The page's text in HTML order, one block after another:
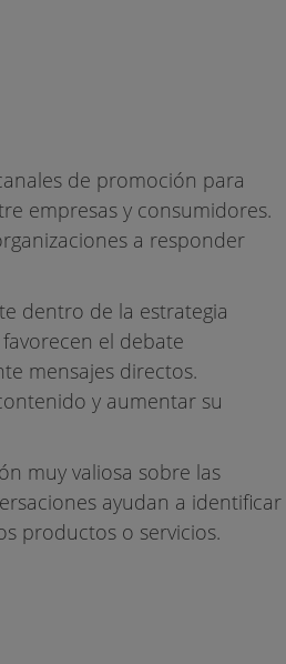
de promoción para
empresas y consumidores.
a responder
dentro de la estrategia
el debate
mensajes directos.
y aumentar su
muy valiosa sobre las
ayudan a identificar
productos o servicios.